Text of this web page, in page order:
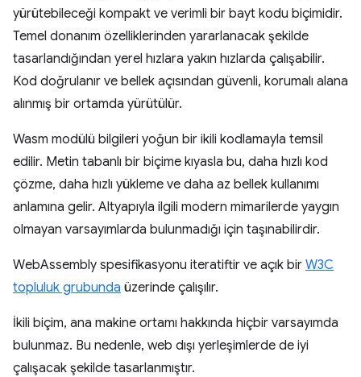
yürütebileceği kompakt ve verimli bir bayt kodu biçimidir.
Temel donanım özelliklerinden yararlanacak şekilde
tasarlandığından yerel hızlara yakın hızlarda çalışabilir.
Kod doğrulanır ve bellek açısından güvenli, korumalı alana
alınmış bir ortamda yürütülür.
Wasm modülü bilgileri yoğun bir ikili kodlamayla temsil
edilir. Metin tabanlı bir biçime kıyasla bu, daha hızlı kod
çözme, daha hızlı yükleme ve daha az bellek kullanımı
anlamına gelir. Altyapıyla ilgili modern mimarilerde yaygın
olmayan varsayımlarda bulunmadığı için taşınabilirdir.
WebAssembly spesifikasyonu iteratiftir ve açık bir W3C
topluluk grubunda üzerinde çalışılır.
İkili biçim, ana makine ortamı hakkında hiçbir varsayımda
bulunmaz. Bu nedenle, web dışı yerleşimlerde de iyi
çalışacak şekilde tasarlanmıştır.